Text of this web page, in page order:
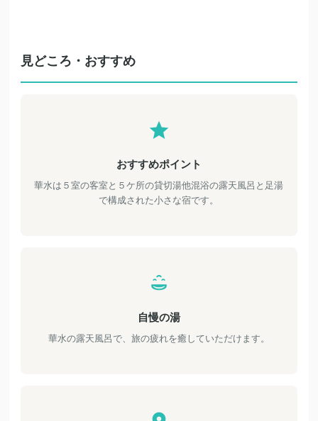
見どころ・おすすめ
おすすめポイント
華水は５室の客室と５ケ所の貸切湯他混浴の露天風呂と足湯
で構成された小さな宿です。
自慢の湯
華水の露天風呂で、旅の疲れを癒していただけます。